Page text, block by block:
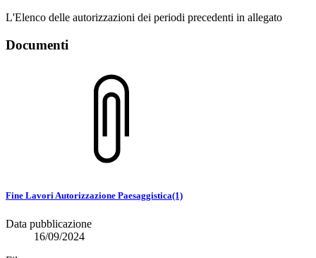
L'Elenco delle autorizzazioni dei periodi precedenti in allegato
Documenti
Fine Lavori Autorizzazione Paesaggistica(1)
Data pubblicazione
16/09/2024